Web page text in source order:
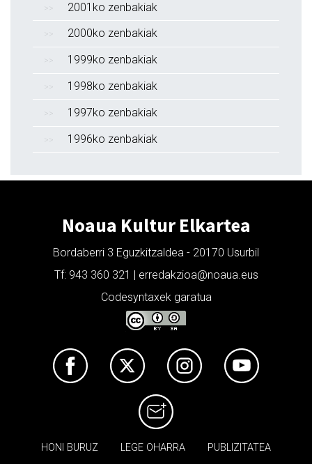
2001ko zenbakiak
2000ko zenbakiak
1999ko zenbakiak
1998ko zenbakiak
1997ko zenbakiak
1996ko zenbakiak
Noaua Kultur Elkartea
Bordaberri 3 Eguzkitzaldea - 20170 Usurbil
Tf: 943 360 321 | erredakzioa@noaua.eus
Codesyntaxek garatua
HONI BURUZ LEGE OHARRA PUBLIZITATEA